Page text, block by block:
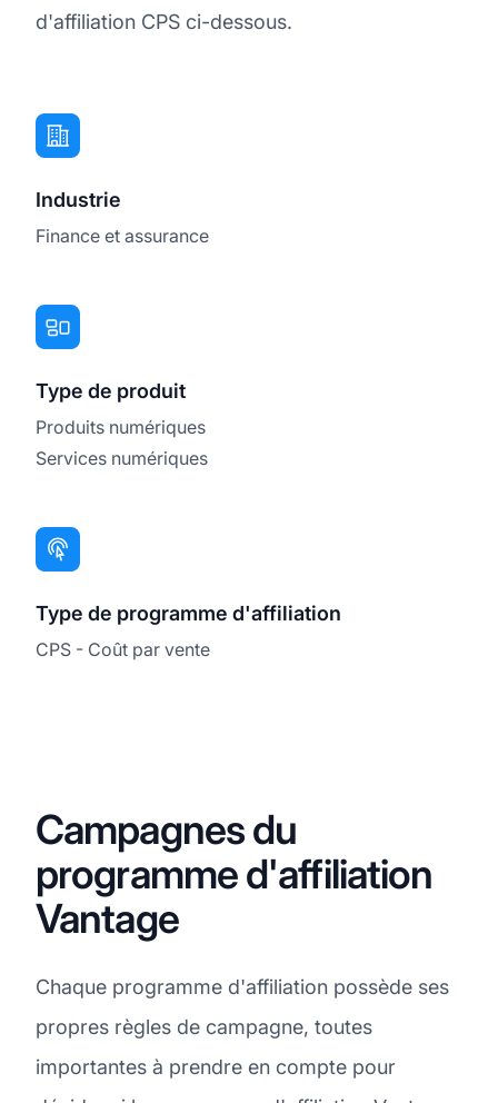
d'affiliation CPS ci-dessous.
Industrie
Finance et assurance
Type de produit
Produits numériques
Services numériques
Type de programme d'affiliation
CPS - Coût par vente
Campagnes du
programme d'affiliation
Vantage
Chaque programme d'affiliation possède ses
propres règles de campagne, toutes
importantes à prendre en compte pour